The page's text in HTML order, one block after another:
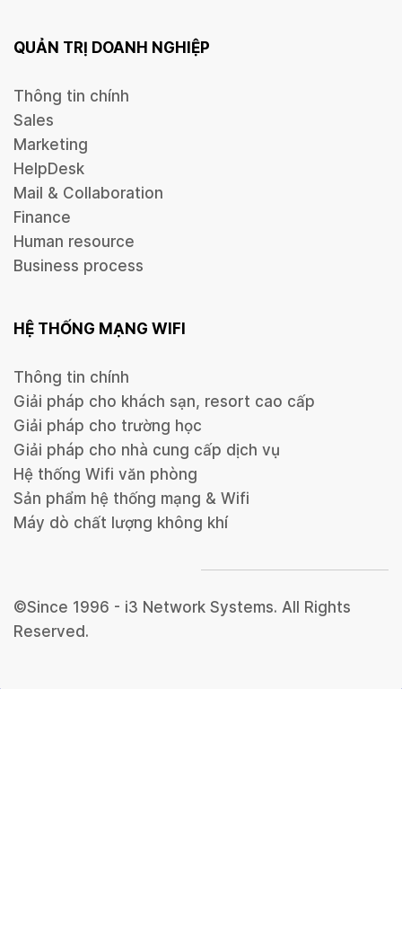
QUẢN TRỊ DOANH NGHIỆP
Thông tin chính
Sales
Marketing
HelpDesk
Mail & Collaboration
Finance
Human resource
Business process
HỆ THỐNG MẠNG WIFI
Thông tin chính
Giải pháp cho khách sạn, resort cao cấp
Giải pháp cho trường học
Giải pháp cho nhà cung cấp dịch vụ
Hệ thống Wifi văn phòng
Sản phẩm hệ thống mạng & Wifi
Máy dò chất lượng không khí
©Since 1996 - i3 Network Systems. All Rights
Reserved.